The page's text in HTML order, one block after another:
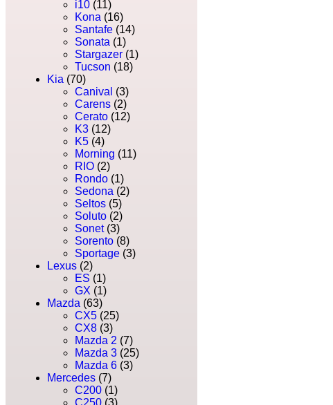
i10 (11)
Kona (16)
Santafe (14)
Sonata (1)
Stargazer (1)
Tucson (18)
Kia (70)
Canival (3)
Carens (2)
Cerato (12)
K3 (12)
K5 (4)
Morning (11)
RIO (2)
Rondo (1)
Sedona (2)
Seltos (5)
Soluto (2)
Sonet (3)
Sorento (8)
Sportage (3)
Lexus (2)
ES (1)
GX (1)
Mazda (63)
CX5 (25)
CX8 (3)
Mazda 2 (7)
Mazda 3 (25)
Mazda 6 (3)
Mercedes (7)
C200 (1)
C250 (3)